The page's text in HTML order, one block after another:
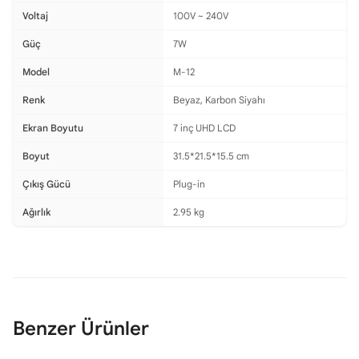
Voltaj 100V ~ 240V
Güç 7W
Model M-12
Renk Beyaz, Karbon Siyahı
Ekran Boyutu 7 inç UHD LCD
Boyut 31.5*21.5*15.5 cm
Çıkış Gücü Plug-in
Ağırlık 2.95 kg
Benzer Ürünler